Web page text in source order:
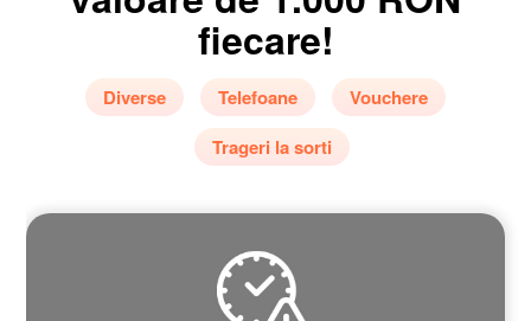
fiecare!
Diverse Telefoane
Vouchere
Trageri la sorti